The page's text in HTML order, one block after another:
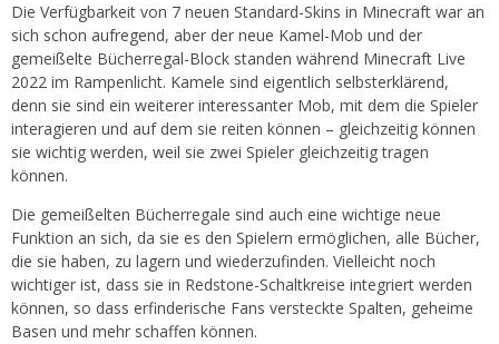
Die Verfügbarkeit von 7 neuen Standard-Skins in Minecraft war an
sich schon aufregend, aber der neue Kamel-Mob und der
gemeißelte Bücherregal-Block standen während Minecraft Live
2022 im Rampenlicht. Kamele sind eigentlich selbsterklärend,
denn sie sind ein weiterer interessanter Mob, mit dem die Spieler
interagieren und auf dem sie reiten können – gleichzeitig können
sie wichtig werden, weil sie zwei Spieler gleichzeitig tragen
können.
Die gemeißelten Bücherregale sind auch eine wichtige neue
Funktion an sich, da sie es den Spielern ermöglichen, alle Bücher,
die sie haben, zu lagern und wiederzufinden. Vielleicht noch
wichtiger ist, dass sie in Redstone-Schaltkreise integriert werden
können, so dass erfinderische Fans versteckte Spalten, geheime
Basen und mehr schaffen können.